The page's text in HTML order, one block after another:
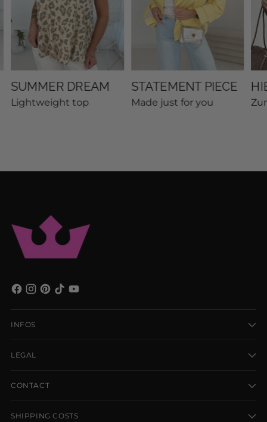
SUMMER DREAM
Lightweight top
STATEMENT PIECE
Made just for you
INFOS
LEGAL
CONTACT
SHIPPING COSTS